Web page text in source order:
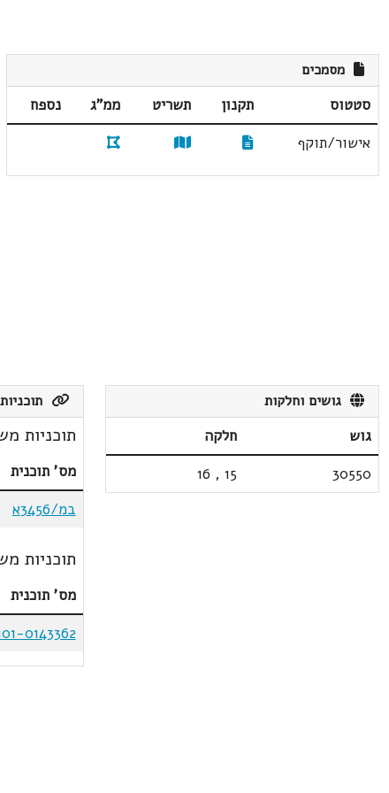
מסמכים
סטטוס תקנון תשריט ממ"ג
נספח
אישור/תוקף
גושים וחלקות
גוש
חלקה
30550
15
,
16
תוכניות
מס' תוכנית
במ/3456א
תוכניות
מס' תוכנית
0143362